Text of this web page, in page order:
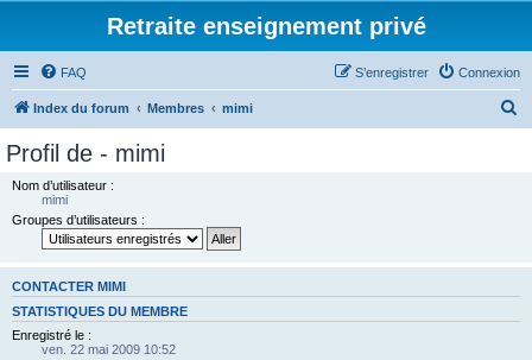
Retraite enseignement privé
FAQ Connexion
S’enregistrer
Index du forum Membres mimi
Profil de - mimi
Nom d’utilisateur :
mimi
Groupes d’utilisateurs :
CONTACTER MIMI
STATISTIQUES DU MEMBRE
Enregistré le :
ven. 22 mai 2009 10:52